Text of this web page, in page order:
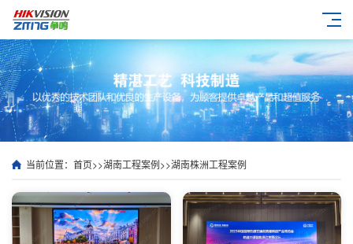
当前位置： 首页>>湖南工程案例>>湖南株洲工程案例